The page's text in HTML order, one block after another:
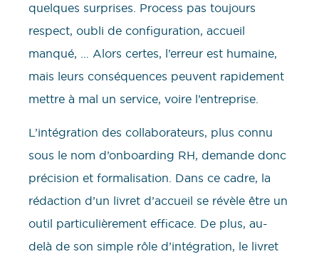
quelques surprises. Process pas toujours
respect, oubli de configuration, accueil
manqué, … Alors certes, l’erreur est humaine,
mais leurs conséquences peuvent rapidement
mettre à mal un service, voire l’entreprise.
L’intégration des collaborateurs, plus connu
sous le nom d’onboarding RH, demande donc
précision et formalisation. Dans ce cadre, la
rédaction d’un livret d’accueil se révèle être un
outil particulièrement efficace. De plus, au-
delà de son simple rôle d’intégration, le livret